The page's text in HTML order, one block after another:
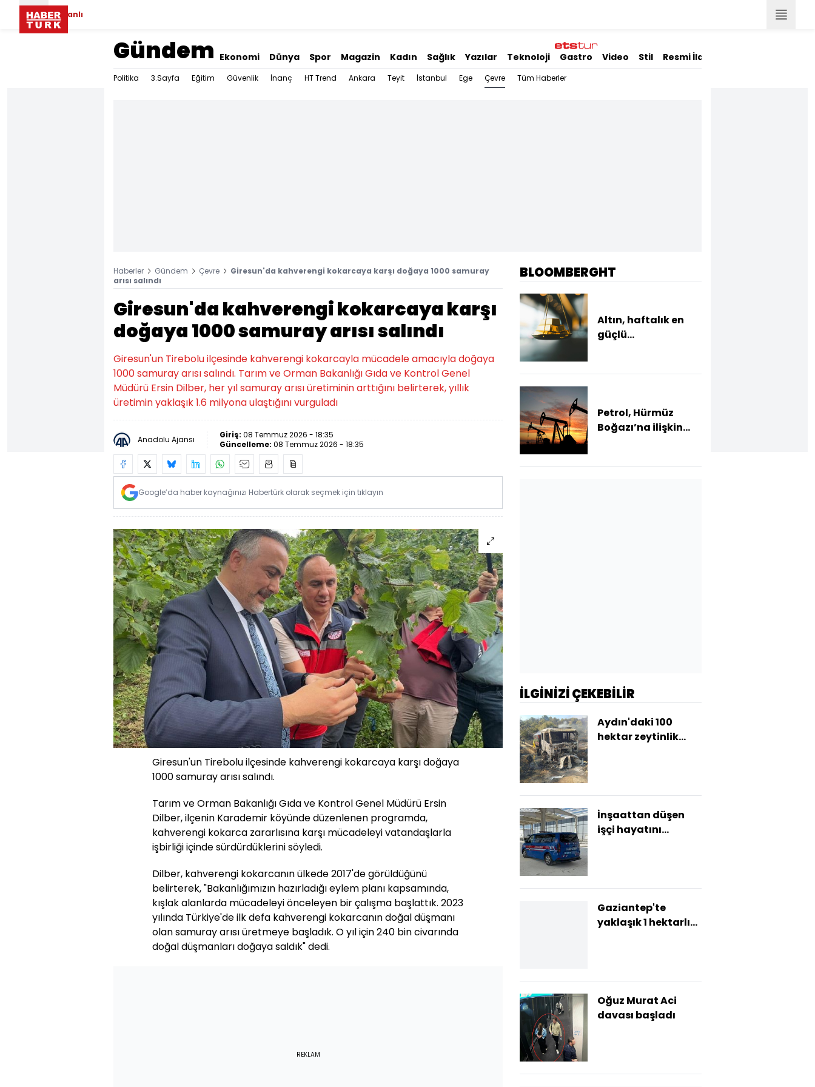
Canlı
Gündem Ekonomi Dünya Spor Magazin Kadın Sağlık Yazılar Teknoloji Gastro Video Stil Resmi İlanlar
Politika 3.Sayfa Eğitim Güvenlik İnanç HT Trend Ankara Teyit İstanbul Ege Çevre Tüm Haberler
Haberler Gündem Çevre
Giresun'da kahverengi kokarcaya karşı doğaya 1000 samuray
arısı salındı
Giresun'da kahverengi kokarcaya karşı
doğaya 1000 samuray arısı salındı
Giresun'un Tirebolu ilçesinde kahverengi kokarcayla mücadele amacıyla doğaya
1000 samuray arısı salındı. Tarım ve Orman Bakanlığı Gıda ve Kontrol Genel
Müdürü Ersin Dilber, her yıl samuray arısı üretiminin arttığını belirterek, yıllık
üretimin yaklaşık 1.6 milyona ulaştığını vurguladı
Anadolu Ajansı Giriş: 08 Temmuz 2026 - 18:35
Güncelleme: 08 Temmuz 2026 - 18:35
Google’da haber kaynağınızı Habertürk olarak seçmek için tıklayın
Giresun'un Tirebolu ilçesinde kahverengi kokarcaya karşı doğaya
1000 samuray arısı salındı.
Tarım ve Orman Bakanlığı Gıda ve Kontrol Genel Müdürü Ersin
Dilber, ilçenin Karademir köyünde düzenlenen programda,
kahverengi kokarca zararlısına karşı mücadeleyi vatandaşlarla
işbirliği içinde sürdürdüklerini söyledi.
Dilber, kahverengi kokarcanın ülkede 2017'de görüldüğünü
belirterek, "Bakanlığımızın hazırladığı eylem planı kapsamında,
kışlak alanlarda mücadeleyi önceleyen bir çalışma başlattık. 2023
yılında Türkiye'de ilk defa kahverengi kokarcanın doğal düşmanı
olan samuray arısı üretmeye başladık. O yıl için 240 bin civarında
doğal düşmanları doğaya saldık" dedi.
REKLAM
BLOOMBERGHT
Altın, haftalık en
güçlü
Petrol, Hürmüz
Boğazı’na ilişkin
yükselişini
İLGİNİZİ ÇEKEBİLİR
Aydın'daki 100
hektar zeytinlik
İnşaattan düşen
işçi hayatını
Gaziantep'te
yaklaşık 1 hektarlık
Oğuz Murat Aci
davası başladı